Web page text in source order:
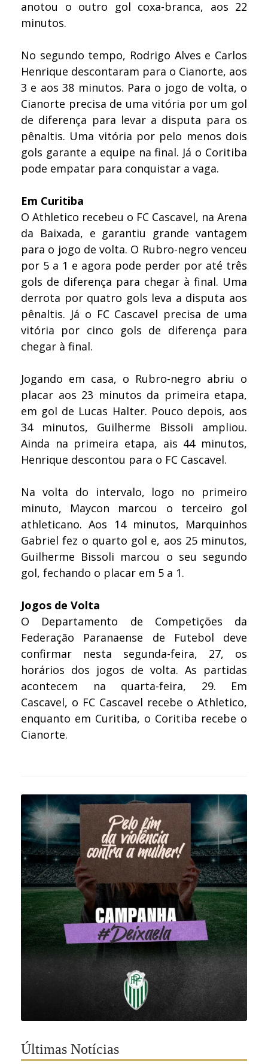
anotou o outro gol coxa-branca, aos 22
minutos.
No segundo tempo, Rodrigo Alves e Carlos
Henrique descontaram para o Cianorte, aos
3 e aos 38 minutos. Para o jogo de volta, o
Cianorte precisa de uma vitória por um gol
de diferença para levar a disputa para os
pênaltis. Uma vitória por pelo menos dois
gols garante a equipe na final. Já o Coritiba
pode empatar para conquistar a vaga.
Em Curitiba
O Athletico recebeu o FC Cascavel, na Arena
da Baixada, e garantiu grande vantagem
para o jogo de volta. O Rubro-negro venceu
por 5 a 1 e agora pode perder por até três
gols de diferença para chegar à final. Uma
derrota por quatro gols leva a disputa aos
pênaltis. Já o FC Cascavel precisa de uma
vitória por cinco gols de diferença para
chegar à final.
Jogando em casa, o Rubro-negro abriu o
placar aos 23 minutos da primeira etapa,
em gol de Lucas Halter. Pouco depois, aos
34 minutos, Guilherme Bissoli ampliou.
Ainda na primeira etapa, ais 44 minutos,
Henrique descontou para o FC Cascavel.
Na volta do intervalo, logo no primeiro
minuto, Maycon marcou o terceiro gol
athleticano. Aos 14 minutos, Marquinhos
Gabriel fez o quarto gol e, aos 25 minutos,
Guilherme Bissoli marcou o seu segundo
gol, fechando o placar em 5 a 1.
Jogos de Volta
O Departamento de Competições da
Federação Paranaense de Futebol deve
confirmar nesta segunda-feira, 27, os
horários dos jogos de volta. As partidas
acontecem na quarta-feira, 29. Em
Cascavel, o FC Cascavel recebe o Athletico,
enquanto em Curitiba, o Coritiba recebe o
Cianorte.
Últimas Notícias